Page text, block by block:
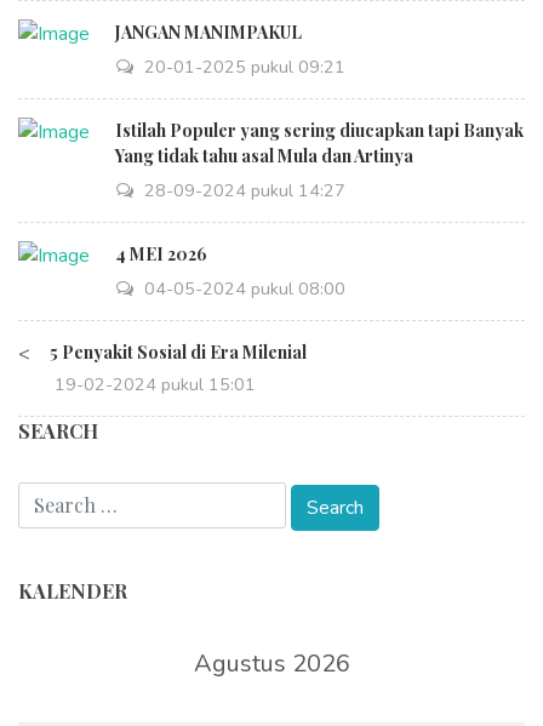
JANGAN MANIMPAKUL
20-01-2025 pukul 09:21
Istilah Populer yang sering diucapkan tapi Banyak
Yang tidak tahu asal Mula dan Artinya
28-09-2024 pukul 14:27
4 MEI 2026
04-05-2024 pukul 08:00
< 5 Penyakit Sosial di Era Milenial
19-02-2024 pukul 15:01
SEARCH
KALENDER
Agustus 2026